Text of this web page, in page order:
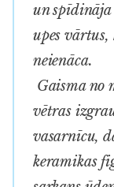
un
upes
neienāca.
Gaisma no
vētras
vasarnīcu,
keramikas